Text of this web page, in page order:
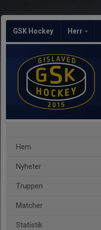
GSK Hockey Herr
Hem
Nyheter
Truppen
Matcher
Statistik